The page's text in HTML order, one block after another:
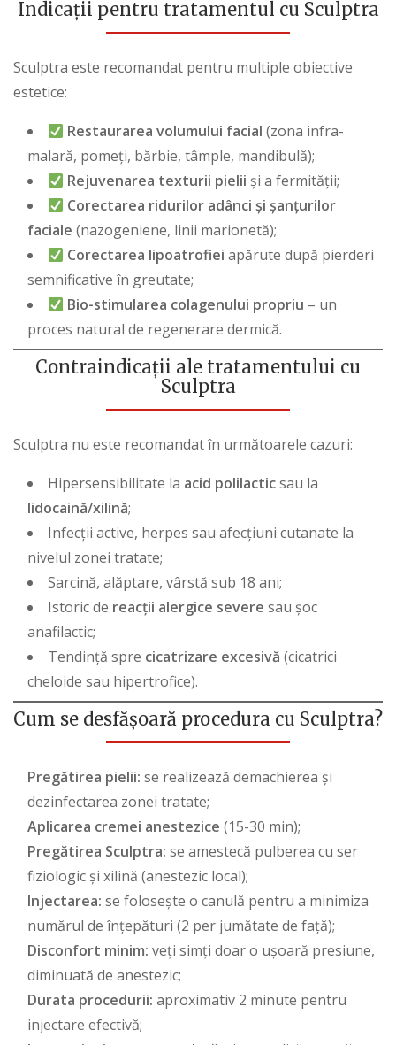
Indicații pentru tratamentul cu Sculptra
Sculptra este recomandat pentru multiple obiective
estetice:
Restaurarea volumului facial (zona infra-
malară, pomeți, bărbie, tâmple, mandibulă);
Rejuvenarea texturii pielii și a fermității;
Corectarea ridurilor adânci și șanțurilor
faciale (nazogeniene, linii marionetă);
Corectarea lipoatrofiei apărute după pierderi
semnificative în greutate;
Bio-stimularea colagenului propriu – un
proces natural de regenerare dermică.
Contraindicații ale tratamentului cu
Sculptra
Sculptra nu este recomandat în următoarele cazuri:
Hipersensibilitate la acid polilacticsau la
lidocaină/xilină;
Infecții active, herpes sau afecțiuni cutanate la
nivelul zonei tratate;
Sarcină, alăptare, vârstă sub 18 ani;
Istoric de reacții alergice severe sau șoc
anafilactic;
Tendință spre cicatrizare excesivă (cicatrici
cheloide sau hipertrofice).
Cum se desfășoară procedura cu Sculptra?
Pregătirea pielii: se realizează demachierea și
dezinfectarea zonei tratate;
Aplicarea cremei anestezice (15-30 min);
Pregătirea Sculptra: se amestecă pulberea cu ser
fiziologic și xilină (anestezic local);
Injectarea: se folosește o canulă pentru a minimiza
numărul de înțepături (2 per jumătate de față);
Disconfort minim: veți simți doar o ușoară presiune,
diminuată de anestezic;
Durata procedurii: aproximativ 2 minute pentru
injectare efectivă;